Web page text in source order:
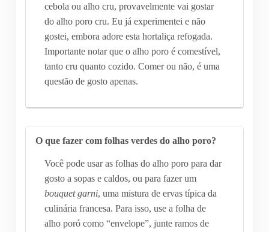
cebola ou alho cru, provavelmente vai gostar
do alho poro cru. Eu já experimentei e não
gostei, embora adore esta hortaliça refogada.
Importante notar que o alho poro é comestível,
tanto cru quanto cozido. Comer ou não, é uma
questão de gosto apenas.
O que fazer com folhas verdes do alho poro?
Você pode usar as folhas do alho poro para dar
gosto a sopas e caldos, ou para fazer um
bouquet garni, uma mistura de ervas típica da
culinária francesa. Para isso, use a folha de
alho poró como “envelope”, junte ramos de